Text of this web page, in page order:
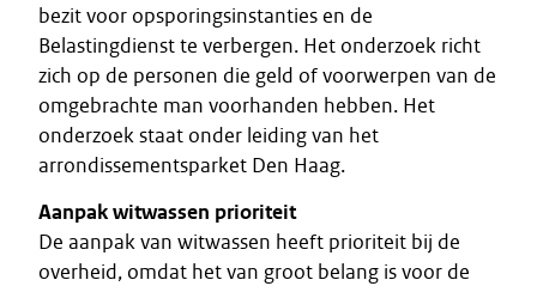
bezit voor opsporingsinstanties en de
Belastingdienst te verbergen. Het onderzoek richt
zich op de personen die geld of voorwerpen van de
omgebrachte man voorhanden hebben. Het
onderzoek staat onder leiding van het
arrondissementsparket Den Haag.
Aanpak witwassen prioriteit
De aanpak van witwassen heeft prioriteit bij de
overheid, omdat het van groot belang is voor de